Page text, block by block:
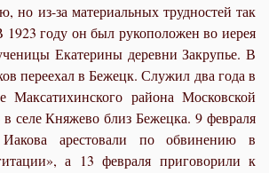
но из-за материальных трудностей так
1923 году он был рукоположен во иерея
Екатерины деревни Закрупье. В
переехал в Бежецк. Служил два года в
Максатихинского района Московской
в селе Княжево близ Бежецка. 9 февраля
арестовали по обвинению в
а 13 февраля приговорили к